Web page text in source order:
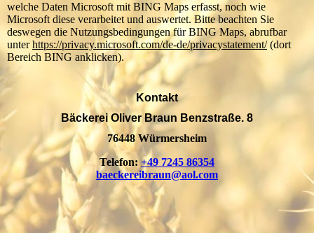
welche Daten Microsoft mit BING Maps erfasst, noch wie
Microsoft diese verarbeitet und auswertet. Bitte beachten Sie
deswegen die Nutzungsbedingungen für BING Maps, abrufbar
unterhttps://privacy.microsoft.com/de-de/privacystatement/(dort
Bereich BING anklicken).
Kontakt
Bäckerei Oliver Braun Benzstraße. 8
76448 Würmersheim
Telefon:+49 7245 86354
baeckereibraun@aol.com